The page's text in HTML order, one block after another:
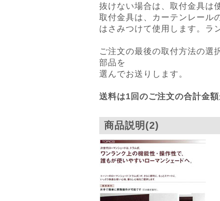
抜けない場合は、取付金具は
取付金具は、カーテンレール
はさみつけて使用します。ラ
ご注文の最後の取付方法の選
部品を
選んでお送りします。
送料は1回のご注文の合計金
商品説明(2)